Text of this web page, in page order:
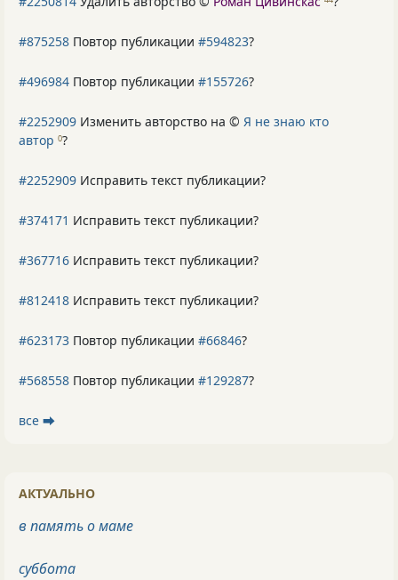
#875258 Повтор публикации #594823?
#496984 Повтор публикации #155726?
#2252909 Изменить авторство на © Я не знаю кто
автор 0?
#2252909 Исправить текст публикации?
#374171 Исправить текст публикации?
#367716 Исправить текст публикации?
#812418 Исправить текст публикации?
#623173 Повтор публикации #66846?
#568558 Повтор публикации #129287?
все ⮕
АКТУАЛЬНО
в память о маме
суббота